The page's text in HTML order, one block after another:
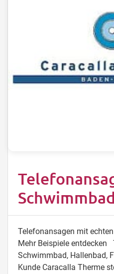
Telefonansagen mit
Mehr Beispiele entdecken
Schwimmbad, Hallenbad,
Kunde Caracalla Therme